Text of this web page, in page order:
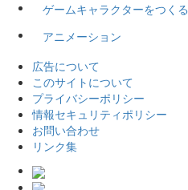
ゲームキャラクターをつくる
アニメーション
広告について
このサイトについて
プライバシーポリシー
情報セキュリティポリシー
お問い合わせ
リンク集